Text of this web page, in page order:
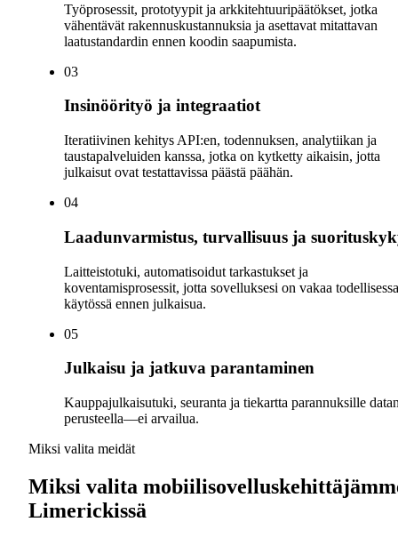
Työprosessit, prototyypit ja arkkitehtuuripäätökset, jotka
vähentävät rakennuskustannuksia ja asettavat mitattavan
laatustandardin ennen koodin saapumista.
03
Insinöörityö ja integraatiot
Iteratiivinen kehitys API:en, todennuksen, analytiikan ja
taustapalveluiden kanssa, jotka on kytketty aikaisin, jotta
julkaisut ovat testattavissa päästä päähän.
04
Laadunvarmistus, turvallisuus ja
Laitteistotuki, automatisoidut tarkastukset ja
koventamisprosessit, jotta sovelluksesi on vakaa todellisessa
käytössä ennen julkaisua.
05
Julkaisu ja jatkuva parantaminen
Kauppajulkaisutuki, seuranta ja tiekartta parannuksille
perusteella—ei arvailua.
Miksi valita meidät
Miksi valita
Limerickissä